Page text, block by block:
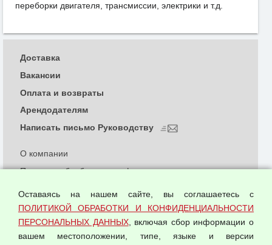
переборки двигателя, трансмиссии, электрики и т.д.
О компании
Политика обработки и конфиденциальности
Согласием на обработку персональных данных
Оферта оптовой купли-продажи
Публичная оферта
Доставка
Вакансии
Оплата и возвраты
Арендодателям
Написать письмо Руководству
Оставаясь на нашем сайте, вы соглашаетесь с
ПОЛИТИКОЙ ОБРАБОТКИ И КОНФИДЕНЦИАЛЬНОСТИ
ПЕРСОНАЛЬНЫХ ДАННЫХ, включая сбор информации о
вашем местоположении, типе, языке и версии